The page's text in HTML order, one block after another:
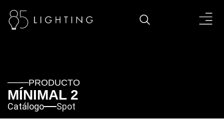
PRODUCTO
MÍNIMAL 2
Catálogo Spot